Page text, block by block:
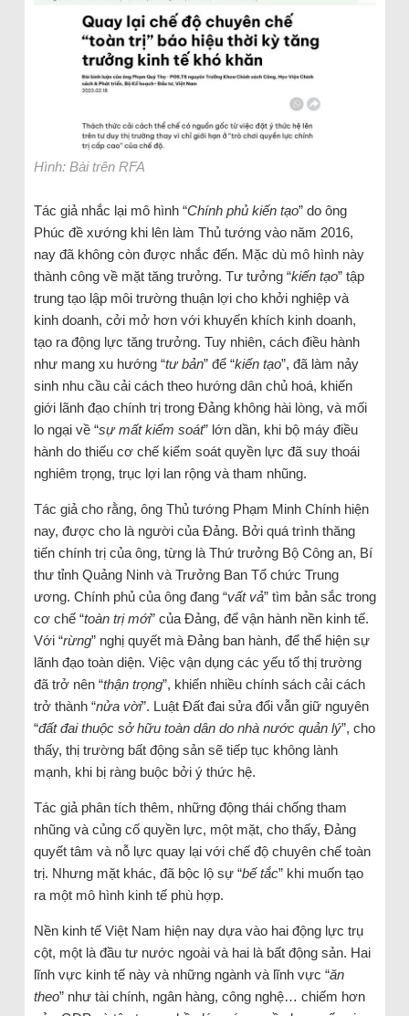
Hình: Bài trên RFA
Tác giả nhắc lại mô hình “Chính phủ kiến tạo” do ông
Phúc đề xướng khi lên làm Thủ tướng vào năm 2016,
nay đã không còn được nhắc đến. Mặc dù mô hình này
thành công về mặt tăng trưởng. Tư tưởng “kiến tạo” tập
trung tạo lập môi trường thuận lợi cho khởi nghiệp và
kinh doanh, cởi mở hơn với khuyến khích kinh doanh,
tạo ra động lực tăng trưởng. Tuy nhiên, cách điều hành
như mang xu hướng “tư bản” để “kiến tạo”, đã làm nảy
sinh nhu cầu cải cách theo hướng dân chủ hoá, khiến
giới lãnh đạo chính trị trong Đảng không hài lòng, và mối
lo ngại về “sự mất kiểm soát” lớn dần, khi bộ máy điều
hành do thiếu cơ chế kiểm soát quyền lực đã suy thoái
nghiêm trọng, trục lợi lan rộng và tham nhũng.
Tác giả cho rằng, ông Thủ tướng Phạm Minh Chính hiện
nay, được cho là người của Đảng. Bởi quá trình thăng
tiến chính trị của ông, từng là Thứ trưởng Bộ Công an, Bí
thư tỉnh Quảng Ninh và Trưởng Ban Tổ chức Trung
ương. Chính phủ của ông đang “vất vả” tìm bản sắc trong
cơ chế “toàn trị mới” của Đảng, để vận hành nền kinh tế.
Với “rừng” nghị quyết mà Đảng ban hành, để thể hiện sự
lãnh đạo toàn diện. Việc vận dụng các yếu tố thị trường
đã trở nên “thận trọng”, khiến nhiều chính sách cải cách
trở thành “nửa vời”. Luật Đất đai sửa đổi vẫn giữ nguyên
“đất đai thuộc sở hữu toàn dân do nhà nước quản lý”, cho
thấy, thị trường bất động sản sẽ tiếp tục không lành
mạnh, khi bị ràng buộc bởi ý thức hệ.
Tác giả phân tích thêm, những động thái chống tham
nhũng và củng cố quyền lực, một mặt, cho thấy, Đảng
quyết tâm và nỗ lực quay lại với chế độ chuyên chế toàn
trị. Nhưng mặt khác, đã bộc lộ sự “bế tắc” khi muốn tạo
ra một mô hình kinh tế phù hợp.
Nền kinh tế Việt Nam hiện nay dựa vào hai động lực trụ
cột, một là đầu tư nước ngoài và hai là bất động sản. Hai
lĩnh vực kinh tế này và những ngành và lĩnh vực “ăn
theo” như tài chính, ngân hàng, công nghệ… chiếm hơn